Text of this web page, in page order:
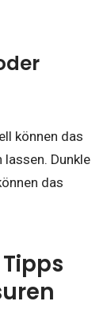
können das
Dunkle
das